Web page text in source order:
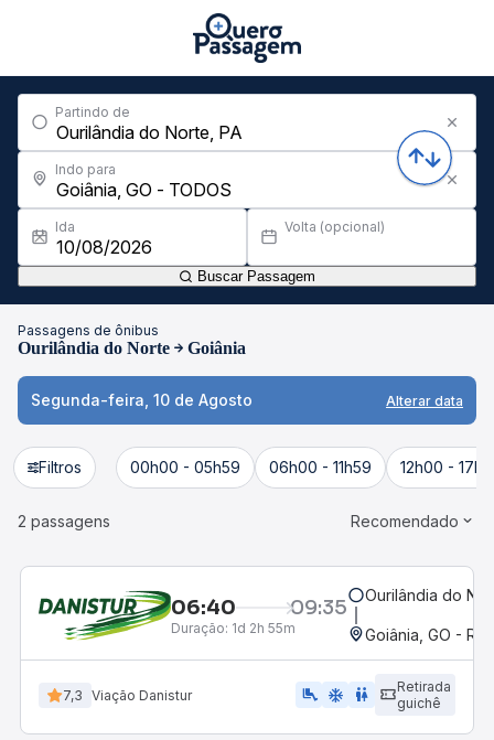
Partindo de
Indo para
Ida Volta (opcional)
Buscar Passagem
Passagens de ônibus
Ourilândia do Norte Goiânia
Segunda-feira, 10 de Agosto Alterar data
Filtros 00h00 - 05h59 06h00 - 11h59 12h00 -
2 passagens Recomendado
06:40 09:35
Duração: 1d 2h 55m
Ourilândia do
Goiânia, GO -
7,3 Viação Danistur airline_seat_legroom_extra ac_unit WC
Retirada
guichê